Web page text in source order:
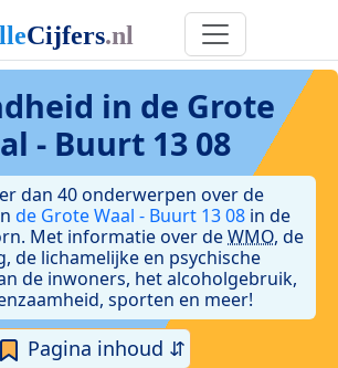
in de Grote
- Buurt 13 08
dan 40 onderwerpen over de
de Grote Waal - Buurt 13 08in de
Met informatie over deWMO, de
de lichamelijke en psychische
de inwoners, het alcoholgebruik,
sporten en meer!
Pagina inhoud ⇵